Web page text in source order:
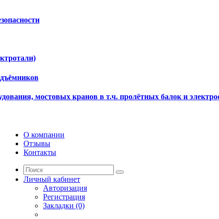
мостовых кранов в т.ч. пролётных балок и
О компании
Отзывы
Контакты
Личный кабинет
Авторизация
Регистрация
Закладки (0)